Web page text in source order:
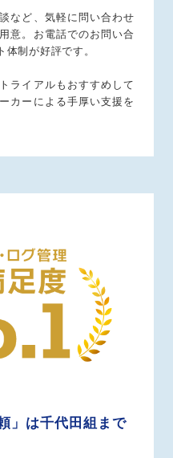
など、気軽に問い合わせ
意。お電話でのお問い合
制が好評です。
ライアルもおすすめして
カーによる手厚い支援を
」は千代田組まで